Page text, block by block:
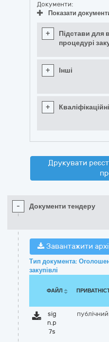
Документи:
Показати
+
Підстави для
процедурі
+ Інші
+
Друкувати
- Документи тендеру
Завантажити
Тип документа:
закупівлі
ФАЙЛ
sig
n.p
7s
публічний